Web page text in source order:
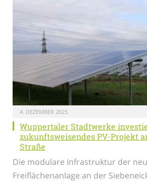
4. DEZEMBER 2025
Wuppertaler Stadtwerke
zukunftsweisendes PV-Projekt
Straße
Die modulare Infrastruktur der
Freiflächenanlage an der